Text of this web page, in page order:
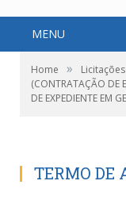
MENU
Home » Licitações
(CONTRATAÇÃO DE
DE EXPEDIENTE EM
TERMO DE